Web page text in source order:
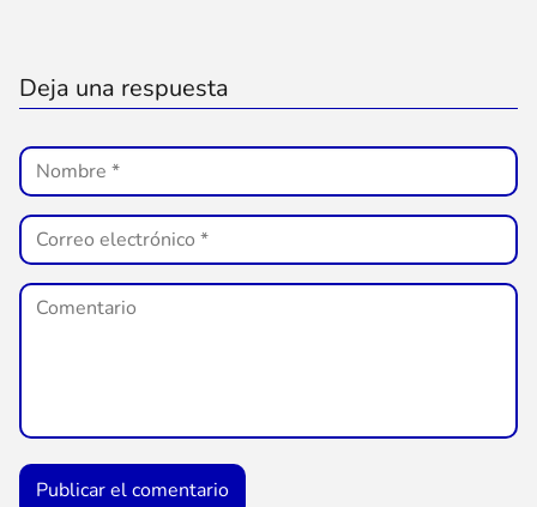
Deja una respuesta